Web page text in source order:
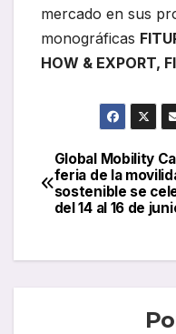
mercado en sus
monográficas
HOW & EXPORT,
de
Global Mobility
feria de la
sostenible se
del 14 al 16 de